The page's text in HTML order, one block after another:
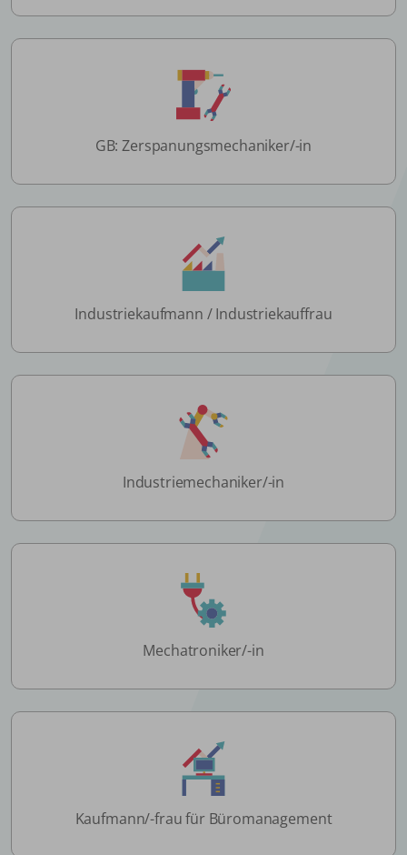
GB: Zerspanungsmechaniker/-in
Industriekaufmann / Industriekauffrau
Industriemechaniker/-in
Mechatroniker/-in
Kaufmann/-frau für Büromanagement